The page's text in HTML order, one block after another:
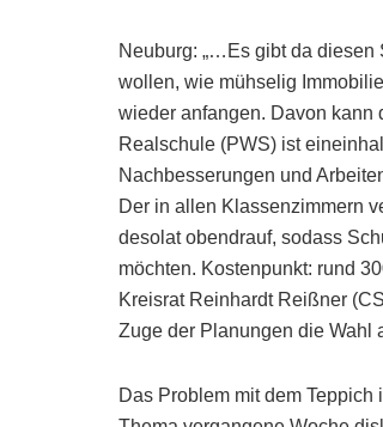
Neuburg: „…Es gibt da diesen
wollen, wie mühselig
wieder anfangen. Davon kann
Realschule (PWS) ist
Nachbesserungen und
Der in allen Klassenzimmern
desolat obendrauf, sodass
möchten. Kostenpunkt: rund
Kreisrat Reinhardt Reißner
Zuge der Planungen die Wahl
Das Problem mit dem